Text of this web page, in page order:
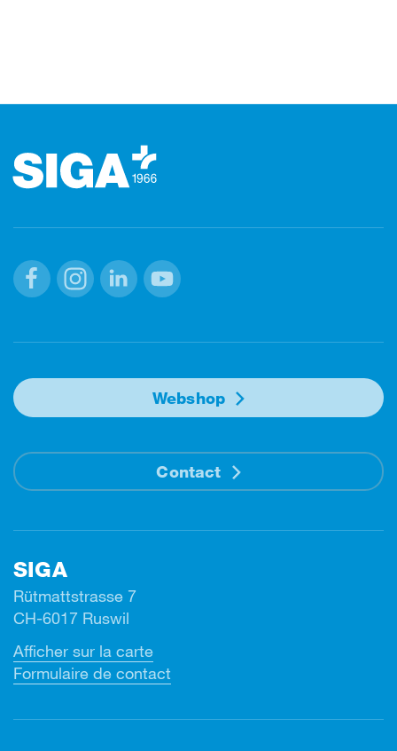
Webshop
Contact
SIGA
Rütmattstrasse 7
CH-6017 Ruswil
Afficher sur la carte
Formulaire de contact